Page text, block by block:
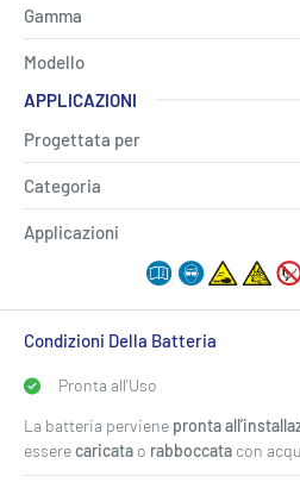
Gamma
Modello
APPLICAZIONI
Progettata per
Categoria
Applicazioni
Condizioni Della Batteria
Pronta all’Uso
La batteria perviene pronta
esserecaricata o rabboccata con